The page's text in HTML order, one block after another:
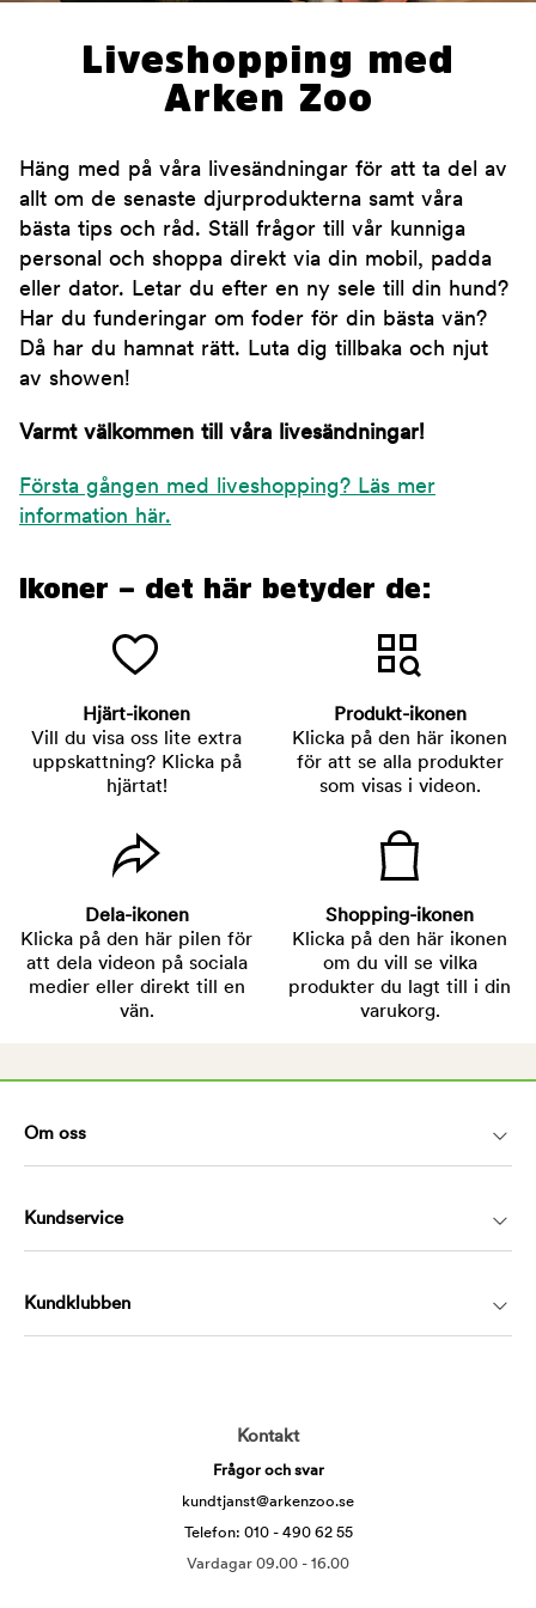
Liveshopping med
Arken Zoo
Häng med på våra livesändningar för att ta del av
allt om de senaste djurprodukterna samt våra
bästa tips och råd. Ställ frågor till vår kunniga
personal och shoppa direkt via din mobil, padda
eller dator. Letar du efter en ny sele till din hund?
Har du funderingar om foder för din bästa vän?
Då har du hamnat rätt. Luta dig tillbaka och njut
av showen!
Varmt välkommen till våra livesändningar!
Första gången med liveshopping? Läs mer
information här.
Ikoner – det här betyder de:
Hjärt-ikonen
Vill du visa oss lite extra
uppskattning? Klicka på
hjärtat!
Produkt-ikonen
Klicka på den här ikonen
för att se alla produkter
som visas i videon.
Dela-ikonen
Klicka på den här pilen för
att dela videon på sociala
medier eller direkt till en
vän.
Shopping-ikonen
Klicka på den här ikonen
om du vill se vilka
produkter du lagt till i din
varukorg.
Om oss
Kundservice
Kundklubben
Kontakt
Frågor och svar
kundtjanst@arkenzoo.se
Telefon: 010 - 490 62 55
Vardagar 09.00 - 16.00